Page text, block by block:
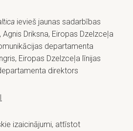
ievieš jaunas sadarbības
Driksna, Eiropas Dzelzceļa
departamenta
Eiropas Dzelzceļa līnijas
direktors
izaicinājumi, attīstot